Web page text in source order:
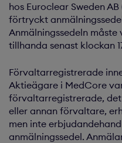
hos Euroclear Sweden
förtryckt
Anmälningssedeln
tillhanda senast klockan
Förvaltarregistrerade
Aktieägare i MedCore
förvaltarregistrerade,
eller annan förvaltare,
men inte
anmälningssedel.